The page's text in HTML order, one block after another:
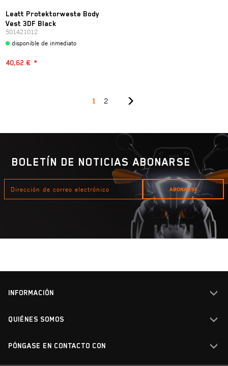
Leatt Protektorweste Body
Vest 3DF Black
501421012
disponible de inmediato
40,62 € *
1 2
BOLETÍN DE NOTICIAS ABONARSE
CORREO
ABONARSE
INFORMACIÓN
Eliminación de aceites
Ordenanza sobre baterías
QUIÉNES SOMOS
Empleo
PÓNGASE EN CONTACTO CON